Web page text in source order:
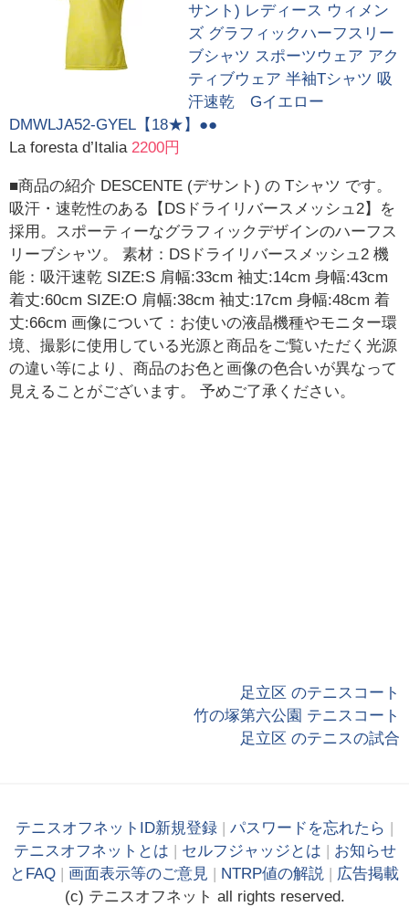
サント) レディース ウィメン
ズ グラフィックハーフスリー
ブシャツ スポーツウェア アク
ティブウェア 半袖Tシャツ 吸
汗速乾 Gイエロー
DMWLJA52-GYEL【18★】●●
La foresta d’Italia 2200円
■商品の紹介 DESCENTE (デサント) の Tシャツ です。
吸汗・速乾性のある【DSドライリバースメッシュ2】を
採用。スポーティーなグラフィックデザインのハーフス
リーブシャツ。 素材：DSドライリバースメッシュ2 機
能：吸汗速乾 SIZE:S 肩幅:33cm 袖丈:14cm 身幅:43cm
着丈:60cm SIZE:O 肩幅:38cm 袖丈:17cm 身幅:48cm 着
丈:66cm 画像について：お使いの液晶機種やモニター環
境、撮影に使用している光源と商品をご覧いただく光源
の違い等により、商品のお色と画像の色合いが異なって
見えることがございます。 予めご了承ください。
足立区 のテニスコート
竹の塚第六公園 テニスコート
足立区 のテニスの試合
テニスオフネットID新規登録 パスワードを忘れたら
テニスオフネットとは
セルフジャッジとは
お知らせ
とFAQ
画面表示等のご意見 NTRP値の解説
広告掲載
(c) テニスオフネット all rights reserved.